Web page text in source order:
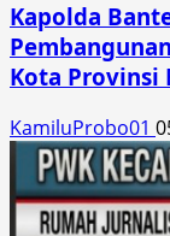
Kapolda
Kota Provinsi
KamiluProbo01